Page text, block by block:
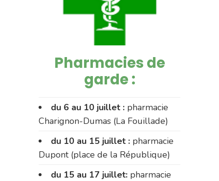
Pharmacies de
garde :
du 6 au 10 juillet : pharmacie
Charignon-Dumas (La Fouillade)
du 10 au 15 juillet : pharmacie
Dupont (place de la République)
du 15 au 17 juillet: pharmacie